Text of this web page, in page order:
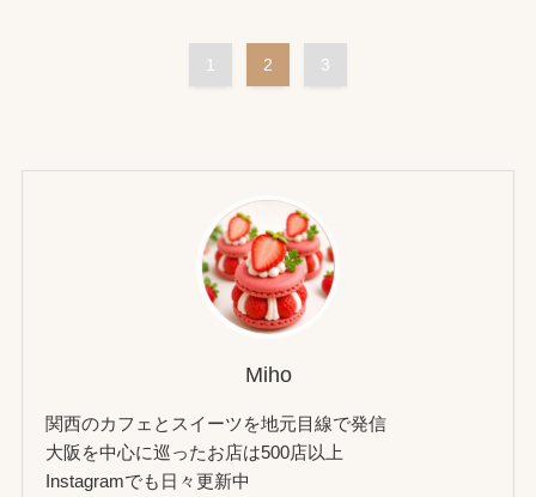
1 2 3
Miho
関西のカフェとスイーツを地元目線で発信
大阪を中心に巡ったお店は500店以上
Instagramでも日々更新中